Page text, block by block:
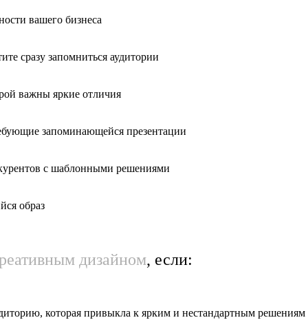
вашего бизнеса
сразу запомниться аудитории
важны яркие отличия
запоминающейся презентации
с шаблонными решениями
образ
дизайном, если:
которая привыкла к ярким и нестандартным решениям